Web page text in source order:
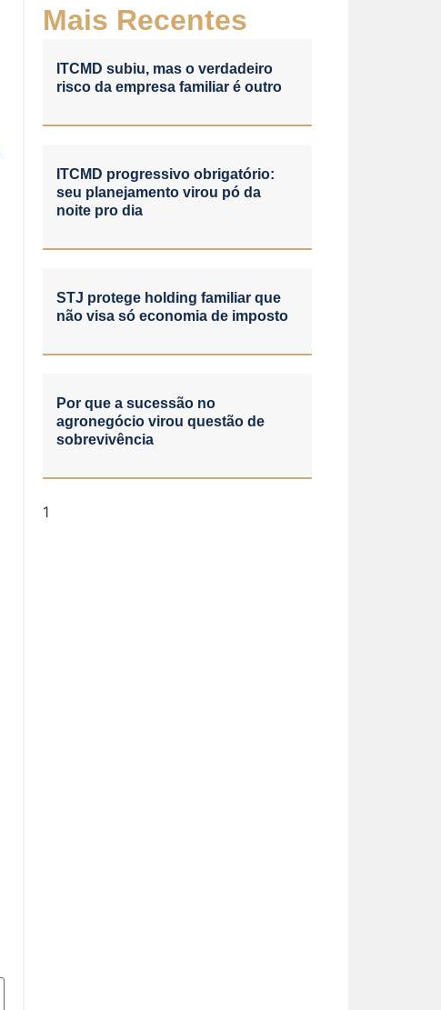
Mais Recentes
ITCMD subiu, mas o verdadeiro
risco da empresa familiar é outro
ITCMD progressivo obrigatório:
seu planejamento virou pó da
noite pro dia
STJ protege holding familiar que
não visa só economia de imposto
Por que a sucessão no
agronegócio virou questão de
sobrevivência